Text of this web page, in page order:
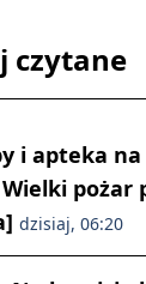
czytane
i apteka
pożar
dzisiaj, 06:20